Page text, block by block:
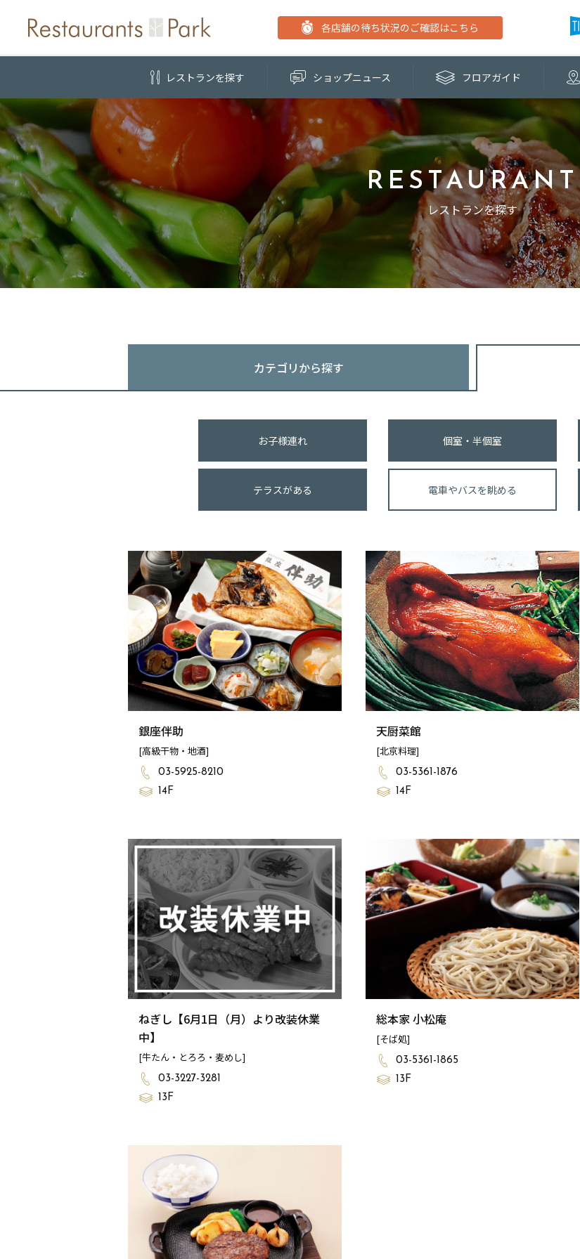
各店舗の待ち状況のご確認はこちら
レストランを探す ショップニュース フロアガイド
RESTAURANT
レストランを探す
カテゴリから探す
お子様連れ 個室・半個室
テラスがある 電車やバスを眺める
銀座伴助
[高級干物・地酒]
03-5925-8210
14F
天厨菜館
[北京料理]
03-5361-1876
14F
ねぎし【6月1日（月）より改装休業
中】
[牛たん・とろろ・麦めし]
03-3227-3281
13F
総本家 小松庵
[そば処]
03-5361-1865
13F